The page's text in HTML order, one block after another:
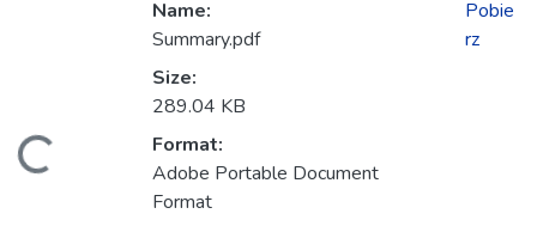
Name:
Summary.pdf
Size:
289.04 KB
Format:
Adobe Portable Document
Format
Pobie
rz